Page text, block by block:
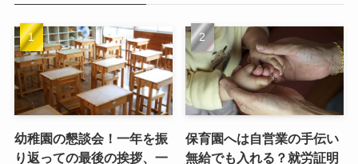
幼稚園の懇談会！一年を振
り返っての最後の挨拶、一
保育園へは自営業の手伝い
無給でも入れる？就労証明